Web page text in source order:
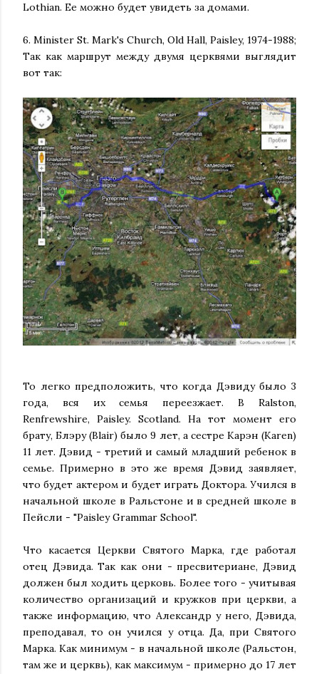
Lothian. Ее можно будет увидеть за домами.
6. Minister St. Mark's Church, Old Hall, Paisley, 1974-1988;
Так как маршрут между двумя церквями выглядит
вот так:
То легко предположить, что когда Дэвиду было 3
года, вся их семья переезжает. В Ralston,
Renfrewshire, Paisley. Scotland. На тот момент его
брату, Блэру (Blair) было 9 лет, а сестре Карэн (Karen)
11 лет. Дэвид - третий и самый младший ребенок в
семье. Примерно в это же время Дэвид заявляет,
что будет актером и будет играть Доктора. Учился в
начальной школе в Ральстоне и в средней школе в
Пейсли - "Paisley Grammar School".
Что касается Церкви Святого Марка, где работал
отец Дэвида. Так как они - пресвитериане, Дэвид
должен был ходить церковь. Более того - учитывая
количество организаций и кружков при церкви, а
также информацию, что Александр у него, Дэвида,
преподавал, то он учился у отца. Да, при Святого
Марка. Как минимум - в начальной школе (Ральстон,
там же и церквь), как максимум - примерно до 17 лет